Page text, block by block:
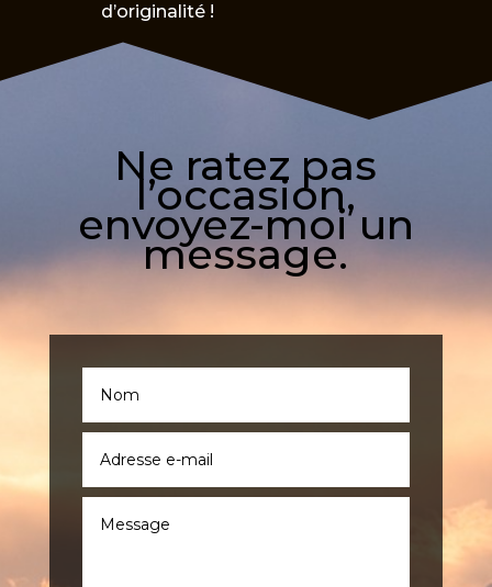
d’originalité !
Ne ratez pas
l’occasion,
envoyez-moi un
message.